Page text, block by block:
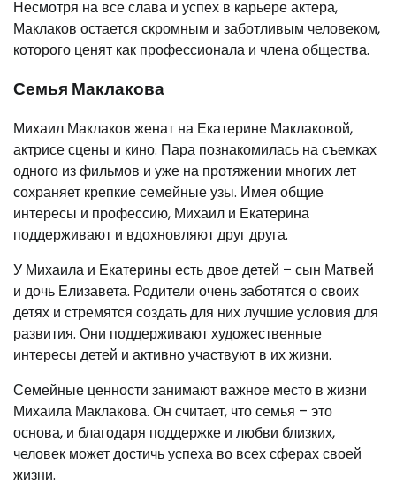
Несмотря на все слава и успех в карьере актера,
Маклаков остается скромным и заботливым человеком,
которого ценят как профессионала и члена общества.
Семья Маклакова
Михаил Маклаков женат на Екатерине Маклаковой,
актрисе сцены и кино. Пара познакомилась на съемках
одного из фильмов и уже на протяжении многих лет
сохраняет крепкие семейные узы. Имея общие
интересы и профессию, Михаил и Екатерина
поддерживают и вдохновляют друг друга.
У Михаила и Екатерины есть двое детей – сын Матвей
и дочь Елизавета. Родители очень заботятся о своих
детях и стремятся создать для них лучшие условия для
развития. Они поддерживают художественные
интересы детей и активно участвуют в их жизни.
Семейные ценности занимают важное место в жизни
Михаила Маклакова. Он считает, что семья – это
основа, и благодаря поддержке и любви близких,
человек может достичь успеха во всех сферах своей
жизни.